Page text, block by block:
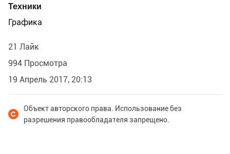
Техники
Графика
21 Лайк
994 Просмотра
19 Апрель 2017, 20:13
Объект авторского права. Использование без
разрешения правообладателя запрещено.